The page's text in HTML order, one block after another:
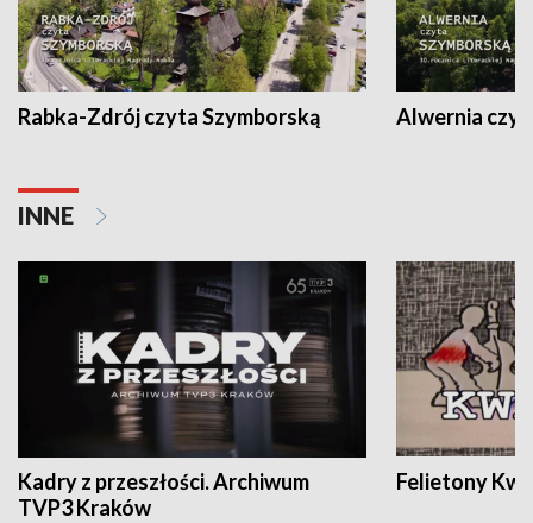
Rabka-Zdrój czyta Szymborską Alwernia
INNE
Kadry z przeszłości. Archiwum
TVP3 Kraków
Felietony